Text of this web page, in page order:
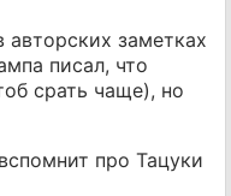
заметках
писал, что
срать чаще), но
про Тацуки